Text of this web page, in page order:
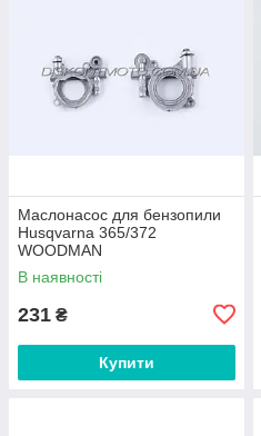
Маслонасос для бензопили
Husqvarna 365/372
WOODMAN
В наявності
231 ₴
Купити